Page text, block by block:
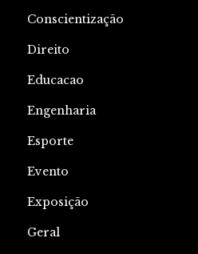
Conscientização
Direito
Educacao
Engenharia
Esporte
Evento
Exposição
Geral